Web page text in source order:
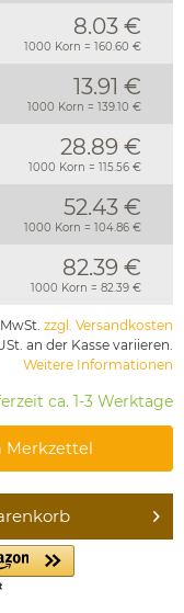
8.03 €
1000 Korn = 160.60 €
13.91 €
1000 Korn = 139.10 €
28.89 €
1000 Korn = 115.56 €
52.43 €
1000 Korn = 104.86 €
82.39 €
1000 Korn = 82.39 €
zzgl. Versandkosten
an der Kasse variieren.
Weitere Informationen
ca. 1-3 Werktage
Merkzettel